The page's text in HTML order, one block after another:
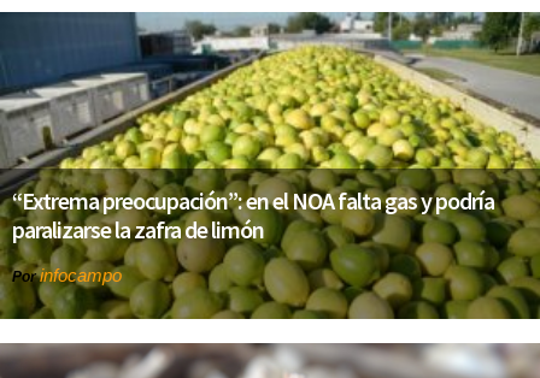
“Extrema preocupación”: en el NOA falta gas y podría
paralizarse la zafra de limón
Porinfocampo